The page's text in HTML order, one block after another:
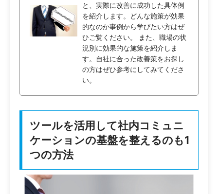
と、実際に改善に成功した具体例
を紹介します。どんな施策が効果
的なのか事例から学びたい方はぜ
ひご覧ください。 また、職場の状
況別に効果的な施策を紹介しま
す。自社に合った改善策をお探し
の方はぜひ参考にしてみてくださ
い。
ツールを活用して社内コミュニ
ケーションの基盤を整えるのも1
つの方法